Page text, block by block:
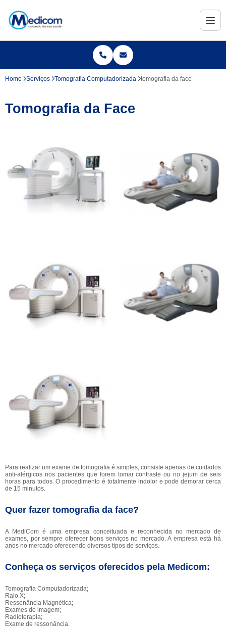
Home Serviços Tomografia Computadorizada tomografia da face
Tomografia da Face
Para realizar um exame de tomografia é simples, consiste apenas de cuidados
anti-alérgicos nos pacientes que forem tomar contraste ou no jejum de seis
horas para todos. O procedimento é totalmente indolor e pode demorar cerca
de 15 minutos.
Quer fazer tomografia da face?
A MediCom é uma empresa conceituada e reconhecida no mercado de
exames, por sempre oferecer bons serviços no mercado. A empresa está há
anos no mercado oferecendo diversos tipos de serviços.
Conheça os serviços oferecidos pela Medicom:
Tomografia Computadorizada;
Raio X;
Ressonância Magnética;
Exames de imagem;
Radioterapia;
Exame de ressonância.